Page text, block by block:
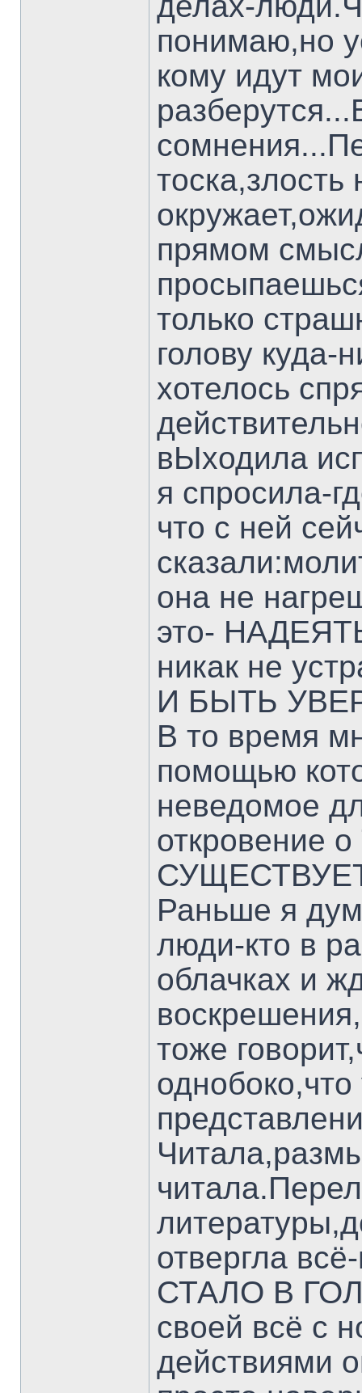
понимаю,но
кому идут
тоска,злость
прямом
только
голову куда-
хотелось
вЫходила
я спросила-
что с ней
она не
это-
никак не
И БЫТЬ
В то время
помощью
неведомое
откровение
Раньше я
люди-кто в
облачках и
тоже
отвергла
СТАЛО В
своей всё с
действиями